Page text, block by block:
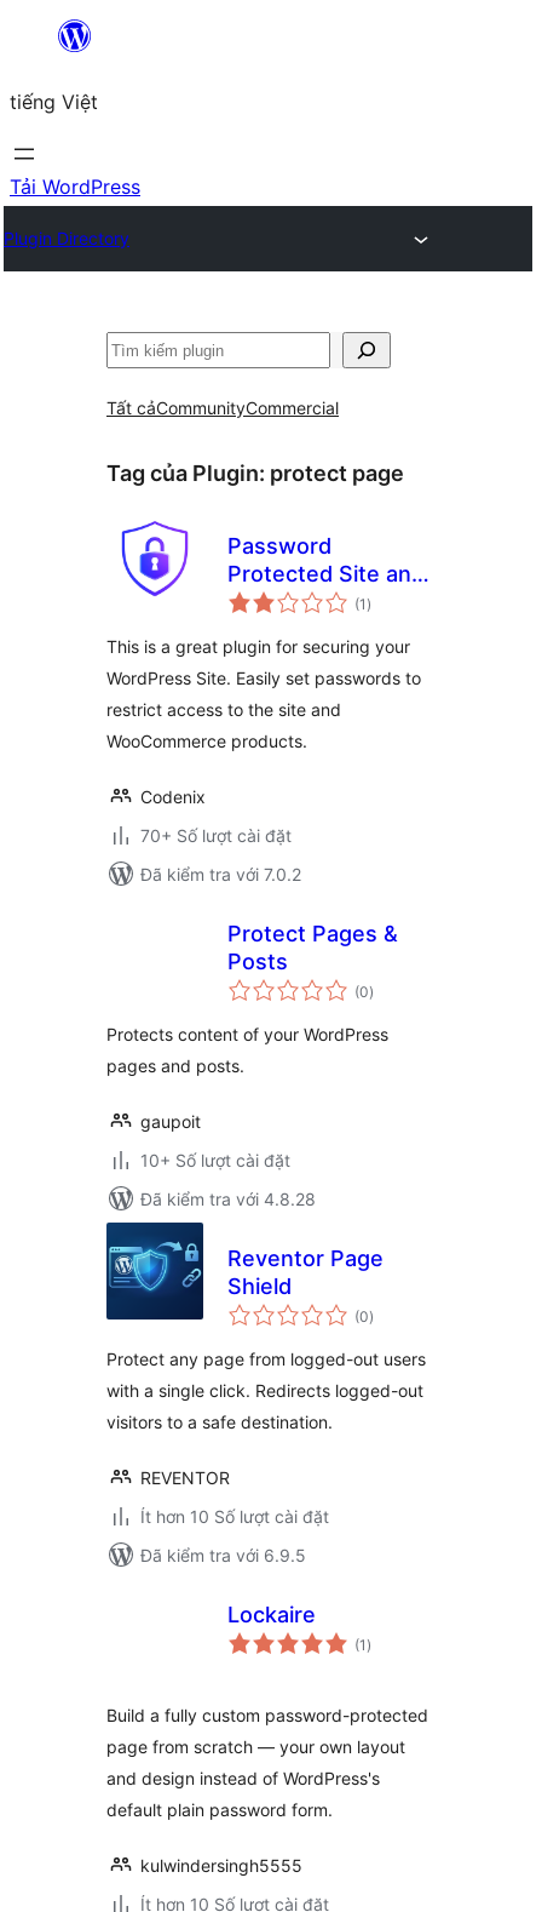
Chuyển
phần
nội
dung
tiếng Việt
Tải WordPress
Plugin Directory
Tìm
Tất cảCommunityCommercial
Tag của Plugin: protect page
Password
Protected Site and
Store
(1 tổng
đánh
)
This is a great plugin for securing your
WordPress Site. Easily set passwords to
restrict access to the site and
WooCommerce products.
Codenix
70+ Số lượt cài đặt
Đã kiểm tra với 7.0.2
Protect Pages &
Posts
(0tổng
đánh
)
Protects content of your WordPress
pages and posts.
gaupoit
10+ Số lượt cài đặt
Đã kiểm tra với 4.8.28
Reventor Page
Shield
(0tổng
đánh
)
Protect any page from logged-out users
with a single click. Redirects logged-out
visitors to a safe destination.
REVENTOR
Ít hơn 10 Số lượt cài đặt
Đã kiểm tra với 6.9.5
Lockaire
(1 tổng
đánh
)
Build a fully custom password-protected
page from scratch — your own layout
and design instead of WordPress's
default plain password form.
kulwindersingh5555
Ít hơn 10 Số lượt cài đặt